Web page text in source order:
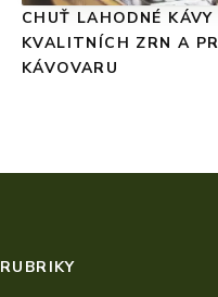
CHUŤ LAHODNÉ
KVALITNÍCH ZRN A
KÁVOVARU
RUBRIKY